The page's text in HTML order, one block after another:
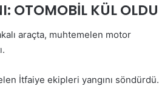
OTOMOBİL KÜL OLDU
araçta, muhtemelen motor
İtfaiye ekipleri yangını söndürdü.